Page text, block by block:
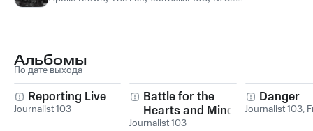
Альбомы
По дате выхода
Reporting Live
Journalist 103
Battle for the
Hearts and Minds
Journalist 103
Danger
Journalist 103,